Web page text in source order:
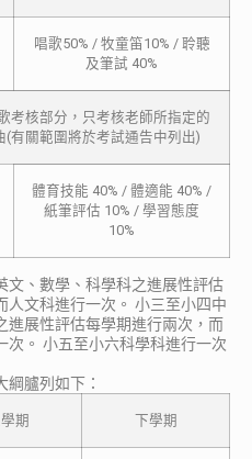
唱歌50% / 牧童笛10% / 聆聽
及筆試 40%
考核部分，只考核老師所指定的
(有關範圍將於考試通告中列出)
體育技能 40% / 體適能 40% /
紙筆評估 10% / 學習態度
10%
文、數學、科學科之進展性評估
人文科進行一次。 小三至小四中
進展性評估每學期進行兩次，而
次。 小五至小六科學科進行一次
綱臚列如下：
學期 下學期